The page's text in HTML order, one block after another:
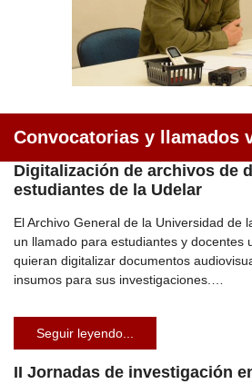
Convocatorias y llamados
Digitalización de archivos de
estudiantes de la Udelar
El Archivo General de la Universidad de
un llamado para estudiantes y docentes
quieran digitalizar documentos
insumos para sus investigaciones.…
Seguir leyendo...
II Jornadas de investigación